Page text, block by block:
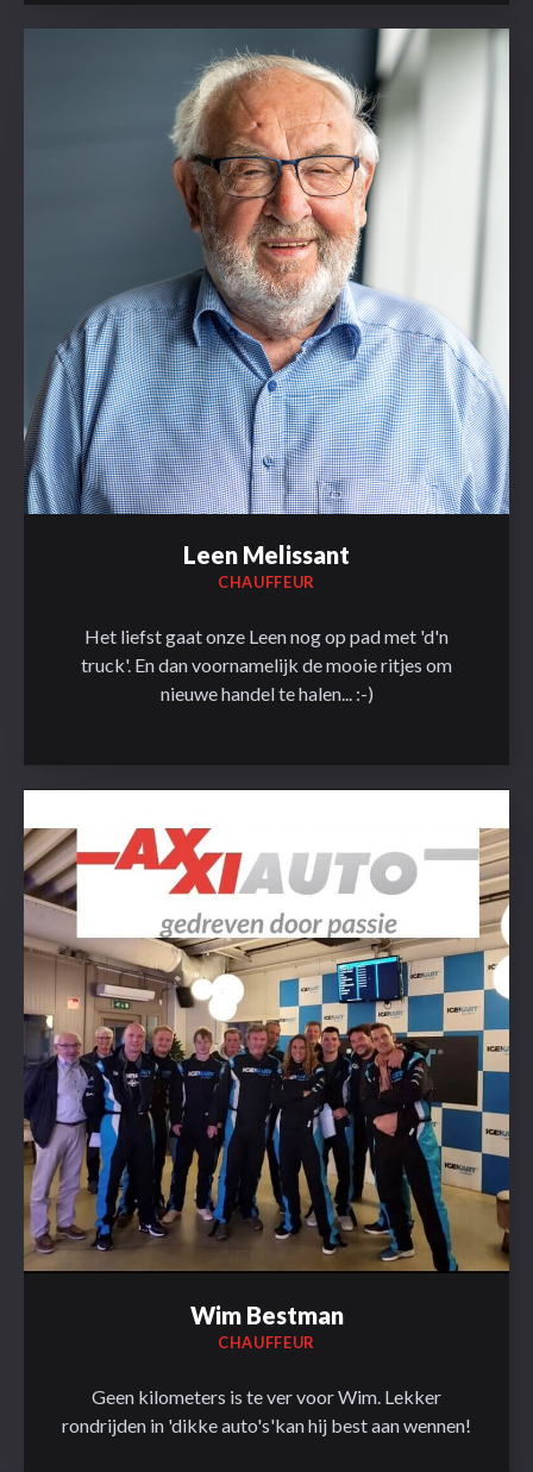
Leen Melissant
CHAUFFEUR
Het liefst gaat onze Leen nog op pad met 'd'n
truck'. En dan voornamelijk de mooie ritjes om
nieuwe handel te halen... :-)
Wim Bestman
CHAUFFEUR
Geen kilometers is te ver voor Wim. Lekker
rondrijden in 'dikke auto's'kan hij best aan wennen!